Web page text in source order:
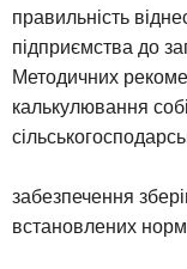
правильність
підприємства до
Методичних
калькулювання
забезпечення
встановлених